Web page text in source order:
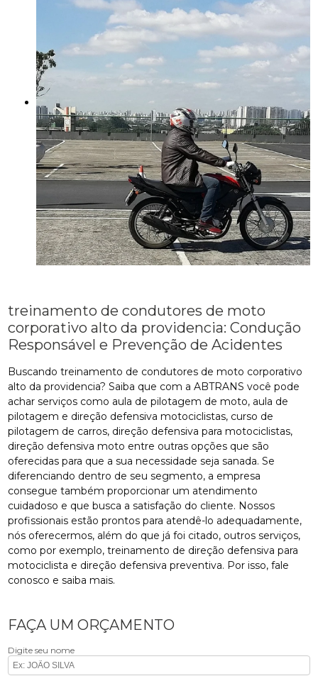
treinamento de condutores de moto
corporativo alto da providencia: Condução
Responsável e Prevenção de Acidentes
Buscando treinamento de condutores de moto corporativo
alto da providencia? Saiba que com a ABTRANS você pode
achar serviços como aula de pilotagem de moto, aula de
pilotagem e direção defensiva motociclistas, curso de
pilotagem de carros, direção defensiva para motociclistas,
direção defensiva moto entre outras opções que são
oferecidas para que a sua necessidade seja sanada. Se
diferenciando dentro de seu segmento, a empresa
consegue também proporcionar um atendimento
cuidadoso e que busca a satisfação do cliente. Nossos
profissionais estão prontos para atendê-lo adequadamente,
nós oferecermos, além do que já foi citado, outros serviços,
como por exemplo, treinamento de direção defensiva para
motociclista e direção defensiva preventiva. Por isso, fale
conosco e saiba mais.
FAÇA UM ORÇAMENTO
Digite seu nome